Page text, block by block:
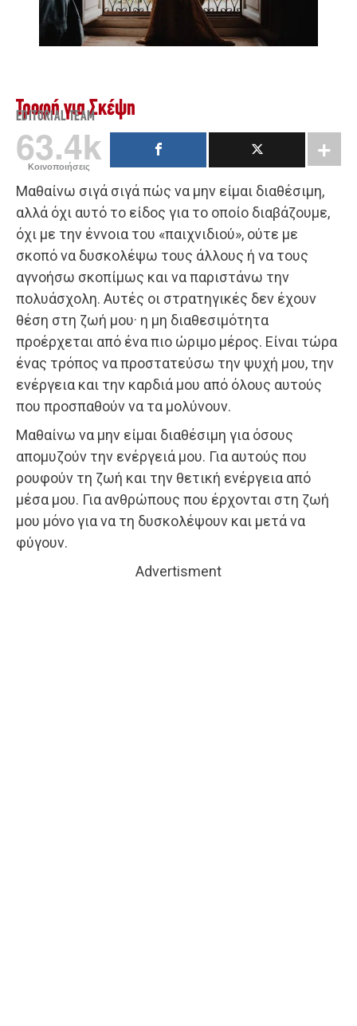
Τροφή για Σκέψη
EDITORIAL TEAM
63.4k
Κοινοποιήσεις
Μαθαίνω σιγά σιγά πώς να μην είμαι διαθέσιμη,
αλλά όχι αυτό το είδος για το οποίο διαβάζουμε,
όχι με την έννοια του «παιχνιδιού», ούτε με
σκοπό να δυσκολέψω τους άλλους ή να τους
αγνοήσω σκοπίμως και να παριστάνω την
πολυάσχολη. Αυτές οι στρατηγικές δεν έχουν
θέση στη ζωή μου· η μη διαθεσιμότητα
προέρχεται από ένα πιο ώριμο μέρος. Είναι τώρα
ένας τρόπος να προστατεύσω την ψυχή μου, την
ενέργεια και την καρδιά μου από όλους αυτούς
που προσπαθούν να τα μολύνουν.
Μαθαίνω να μην είμαι διαθέσιμη για όσους
απομυζούν την ενέργειά μου. Για αυτούς που
ρουφούν τη ζωή και την θετική ενέργεια από
μέσα μου. Για ανθρώπους που έρχονται στη ζωή
μου μόνο για να τη δυσκολέψουν και μετά να
φύγουν.
Advertisment